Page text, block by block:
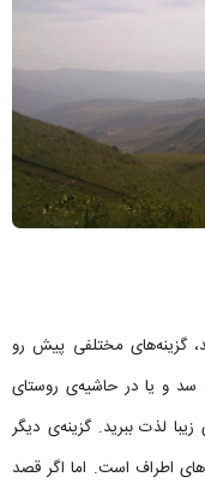
گزینه‌های مختلفی پیش رو
سد و یا در حاشیه‌ی روستای
لذت ببرید. گزینه‌ی دیگر
اطراف است. اما اگر قصد